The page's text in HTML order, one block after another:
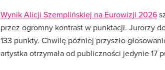
Wynik Alicji Szemplińskiej na Eurowizji 2026
przez ogromny kontrast w punktacji. Jurorzy
133 punkty. Chwilę później przyszło
artystka otrzymała od publiczności jedynie 17